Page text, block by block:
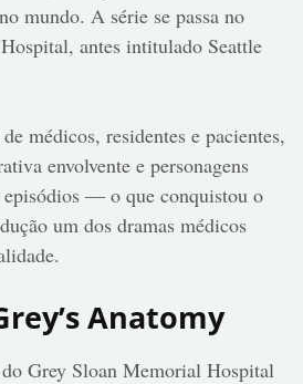
mundo. A série se passa no
antes intitulado Seattle
médicos, residentes e pacientes,
envolvente e personagens
episódios — o que conquistou o
um dos dramas médicos
Anatomy
Grey Sloan Memorial Hospital